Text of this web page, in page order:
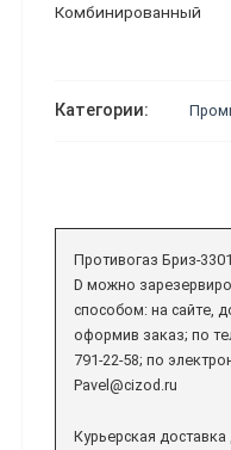
Комбинированный
Категории:
Противогаз Бриз-
D можно
способом: на сайте,
оформив заказ; по
791-22-58; по
Pavel@cizod.ru
Курьерская